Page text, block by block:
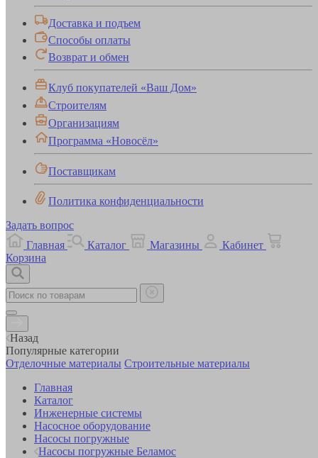
Доставка и подъем
Способы оплаты
Возврат и обмен
Клуб покупателей «Ваш Дом»
Строителям
Организациям
Программа «Новосёл»
Поставщикам
Политика конфиденциальности
Задать вопрос
Главная
Каталог Магазины
Кабинет
Корзина
Назад
Популярные категории
Отделочные материалы Строительные материалы
Главная
Каталог
Инженерные системы
Насосное оборудование
Насосы погружные
Насосы погружные Беламос